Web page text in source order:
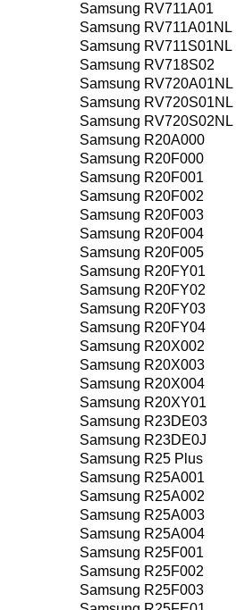
Samsung RV711A01
Samsung RV711A01NL
Samsung RV711S01NL
Samsung RV718S02
Samsung RV720A01NL
Samsung RV720S01NL
Samsung RV720S02NL
Samsung R20A000
Samsung R20F000
Samsung R20F001
Samsung R20F002
Samsung R20F003
Samsung R20F004
Samsung R20F005
Samsung R20FY01
Samsung R20FY02
Samsung R20FY03
Samsung R20FY04
Samsung R20X002
Samsung R20X003
Samsung R20X004
Samsung R20XY01
Samsung R23DE03
Samsung R23DE0J
Samsung R25 Plus
Samsung R25A001
Samsung R25A002
Samsung R25A003
Samsung R25A004
Samsung R25F001
Samsung R25F002
Samsung R25F003